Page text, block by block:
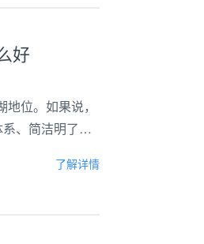
好
位。如果说，
、简洁明了的
了解详情